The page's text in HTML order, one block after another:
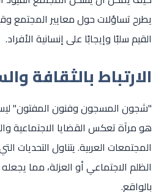
يطرح تساؤلات حول معايير المجتمع
القيم سلبًا وإيجابًا على إنسانية الأفراد.
الارتباط بالثقافة
"شجون المسجون وفنون المفتون"
هو مرآة تعكس القضايا الاجتماعية
المجتمعات العربية. يتناول التحديات
الظلم الاجتماعي أو العزلة، مما
بالواقع.